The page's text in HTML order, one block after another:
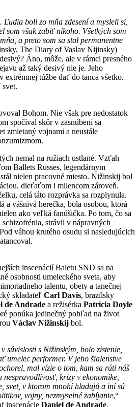
Ľudia boli zo mňa zdesení a mysleli si,
som však zabiť nikoho. Všetkých som
a preto som sa stal permanentne
The Diary of Vaslav Nijinsky)
Áno, môže, ale v rámci presného
až taký desivý nie je. Jeho
extrémnej túžbe dať do tanca všetko.
Bohom. Nie však pre nedostatok
spočíval skôr v zasnúbení sa
zmietaný vojnami a neustále
nemal na ružiach ustlané. Vzťah
Ballets Russes, legendárnym
nielen pracovné miesto. Nižinskij bol
dieťaťom i milencom zároveň.
celá táto rozprávka sa rozplynula.
a vášnivá herečka, bola osobou, ktorá
ako veľká fanúšička. Po tom, čo sa
strávil v nápravných
váhou krutého osudu si nasledujúcich
inscenácií Baletu SND sa na
osobnosti umeleckého sveta, aby
talentu, obety a tanečnej
skladateľ Carl Davis, brazílsky
de Andrade a režisérka Patricia Doyle
ponúka jedinečný pohľad na život
Václav Nižinskij bol.
súvislosti s Nižinským, bolo zistenie,
umelec performer. V jeho šialenstve
mal vízie o tom, kam sa rúti náš
nespravodlivosť, krízy v ekonomike,
svet, v ktorom mnohí hladujú a iní sú
vojny, nezmyselné zabíjanie,“
inscenácie Daniel de Andrade.